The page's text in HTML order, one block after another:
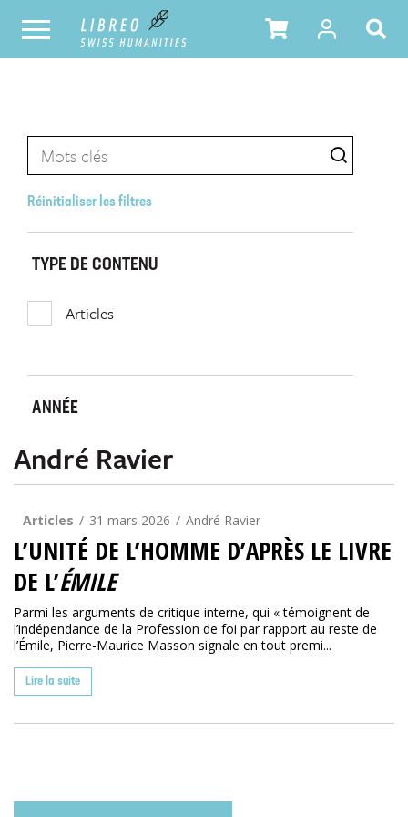
Réinitialiser les filtres
TYPE DE CONTENU
Articles
ANNÉE
André Ravier
Articles 31 mars 2026 André Ravier
L’UNITÉ DE L’HOMME D’APRÈS LE LIVRE
DE L’ÉMILE
Parmi les arguments de critique interne, qui « témoignent de
l’indépendance de la Profession de foi par rapport au reste de
l’Émile, Pierre-Maurice Masson signale en tout premi...
Lire la suite